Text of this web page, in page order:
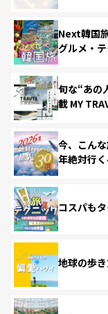
Next韓国
グルメ・
旬な“あの
載 MY
今、こん
年絶対行
コスパも
地球の歩